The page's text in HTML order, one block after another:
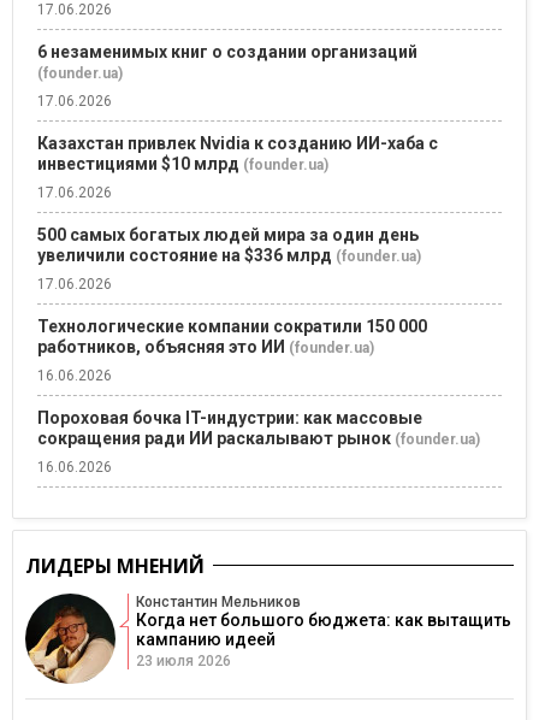
17.06.2026
6 незаменимых книг о создании организаций
(founder.ua)
17.06.2026
Казахстан привлек Nvidia к созданию ИИ-хаба с
инвестициями $10 млрд (founder.ua)
17.06.2026
500 самых богатых людей мира за один день
увеличили состояние на $336 млрд (founder.ua)
17.06.2026
Технологические компании сократили 150 000
работников, объясняя это ИИ (founder.ua)
16.06.2026
Пороховая бочка IT-индустрии: как массовые
сокращения ради ИИ раскалывают рынок (founder.ua)
16.06.2026
ЛИДЕРЫ МНЕНИЙ
Константин Мельников
Когда нет большого бюджета: как вытащить
кампанию идеей
23 июля 2026